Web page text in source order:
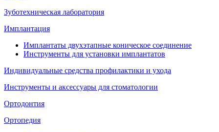
Зуботехническая лаборатория
Имплантация
Имплантаты двухэтапные коническое соединение
Инструменты для установки имплантатов
Индивидуальные средства профилактики и ухода
Инструменты и аксессуары для стоматологии
Ортодонтия
Ортопедия